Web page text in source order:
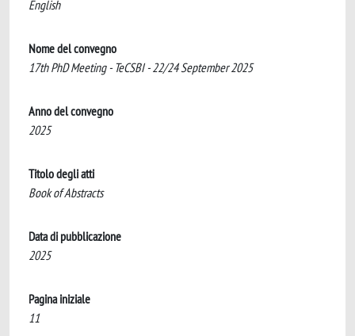
English
Nome del convegno
17th PhD Meeting - TeCSBI - 22/24 September 2025
Anno del convegno
2025
Titolo degli atti
Book of Abstracts
Data di pubblicazione
2025
Pagina iniziale
11